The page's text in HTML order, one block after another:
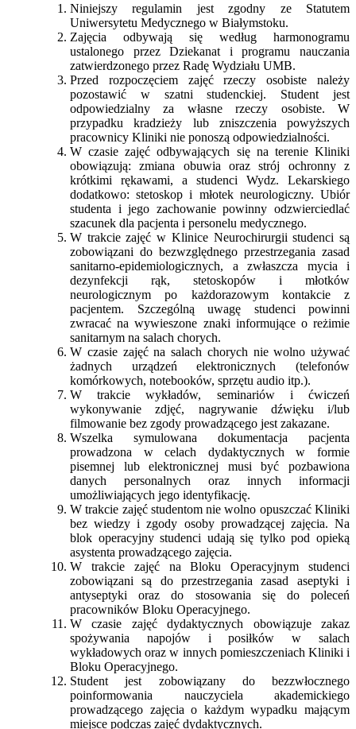
Niniejszy regulamin jest zgodny ze Statutem
Uniwersytetu Medycznego w Białymstoku.
Zajęcia odbywają się według harmonogramu
ustalonego przez Dziekanat i programu nauczania
zatwierdzonego przez Radę Wydziału UMB.
Przed rozpoczęciem zajęć rzeczy osobiste należy
pozostawić w szatni studenckiej. Student jest
odpowiedzialny za własne rzeczy osobiste. W
przypadku kradzieży lub zniszczenia powyższych
pracownicy Kliniki nie ponoszą odpowiedzialności.
W czasie zajęć odbywających się na terenie Kliniki
obowiązują: zmiana obuwia oraz strój ochronny z
krótkimi rękawami, a studenci Wydz. Lekarskiego
dodatkowo: stetoskop i młotek neurologiczny. Ubiór
studenta i jego zachowanie powinny odzwierciedlać
szacunek dla pacjenta i personelu medycznego.
W trakcie zajęć w Klinice Neurochirurgii studenci są
zobowiązani do bezwzględnego przestrzegania zasad
sanitarno-epidemiologicznych, a zwłaszcza mycia i
dezynfekcji rąk, stetoskopów i młotków
neurologicznym po każdorazowym kontakcie z
pacjentem. Szczególną uwagę studenci powinni
zwracać na wywieszone znaki informujące o reżimie
sanitarnym na salach chorych.
W czasie zajęć na salach chorych nie wolno używać
żadnych urządzeń elektronicznych (telefonów
komórkowych, notebooków, sprzętu audio itp.).
W trakcie wykładów, seminariów i ćwiczeń
wykonywanie zdjęć, nagrywanie dźwięku i/lub
filmowanie bez zgody prowadzącego jest zakazane.
Wszelka symulowana dokumentacja pacjenta
prowadzona w celach dydaktycznych w formie
pisemnej lub elektronicznej musi być pozbawiona
danych personalnych oraz innych informacji
umożliwiających jego identyfikację.
W trakcie zajęć studentom nie wolno opuszczać Kliniki
bez wiedzy i zgody osoby prowadzącej zajęcia. Na
blok operacyjny studenci udają się tylko pod opieką
asystenta prowadzącego zajęcia.
W trakcie zajęć na Bloku Operacyjnym studenci
zobowiązani są do przestrzegania zasad aseptyki i
antyseptyki oraz do stosowania się do poleceń
pracowników Bloku Operacyjnego.
W czasie zajęć dydaktycznych obowiązuje zakaz
spożywania napojów i posiłków w salach
wykładowych oraz w innych pomieszczeniach Kliniki i
Bloku Operacyjnego.
Student jest zobowiązany do bezzwłocznego
poinformowania nauczyciela akademickiego
prowadzącego zajęcia o każdym wypadku mającym
miejsce podczas zajęć dydaktycznych.